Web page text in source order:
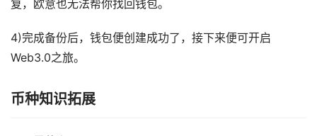
复，欧意也无法帮你找回钱包。
4)完成备份后，钱包便创建成功了，接下来便可开启
Web3.0之旅。
币种知识拓展